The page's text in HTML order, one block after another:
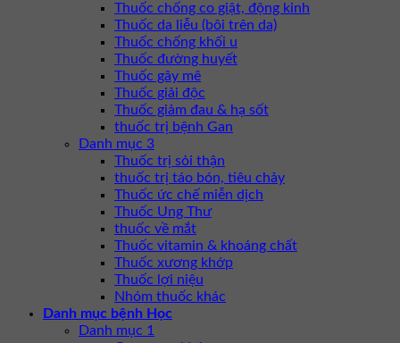
Thuốc chống co giật, động kinh
Thuốc da liễu (bôi trên da)
Thuốc chống khối u
Thuốc đường huyết
Thuốc gây mê
Thuốc giải độc
Thuốc giảm đau & hạ sốt
thuốc trị bệnh Gan
Danh mục 3
Thuốc trị sỏi thận
thuốc trị táo bón, tiêu chảy
Thuốc ức chế miễn dịch
Thuốc Ung Thư
thuốc về mắt
Thuốc vitamin & khoáng chất
Thuốc xương khớp
Thuốc lợi niệu
Nhóm thuốc khác
Danh mục bệnh Học
Danh mục 1